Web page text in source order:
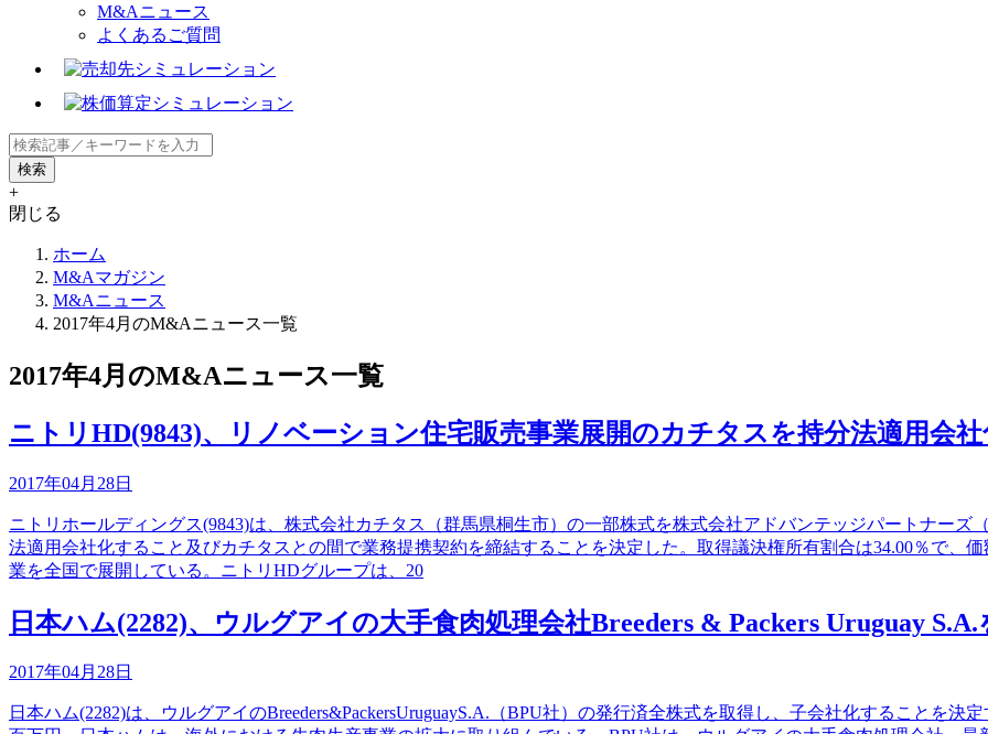
M&Aニュース
よくあるご質問
+
閉じる
ホーム
M&Aマガジン
M&Aニュース
2017年4月のM&Aニュース一覧
2017年4月のM&Aニュース一覧
ニトリHD(9843)、リノベーション住宅販売事業展開のカチタスを持分法適用会社
2017年04月28日
ニトリホールディングス(9843)は、株式会社カチタス（群馬県桐生市）の一部株式を株式会社アドバンテッジパートナー
法適用会社化すること及びカチタスとの間で業務提携契約を締結することを決定した。取得議決権所有割合は34.00％で、
業を全国で展開している。ニトリHDグループは、20
日本ハム(2282)、ウルグアイの大手食肉処理会社Breeders & Packers Uruguay
2017年04月28日
日本ハム(2282)は、ウルグアイのBreeders&PackersUruguayS.A.（BPU社）の発行済全株式を取得し、子会社化することを